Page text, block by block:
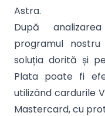
Astra.
După
programul
soluția dorită și
Plata poate fi
utilizând cardurile
Mastercard, cu